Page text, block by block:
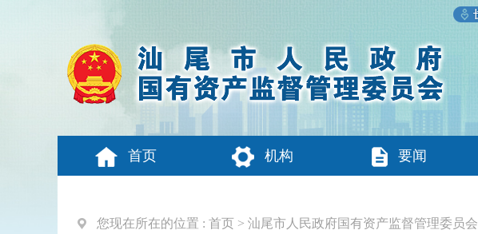
首页 机构 要闻
您现在所在的位置 : 首页 > 汕尾市人民政府国有资产监督管理委员会